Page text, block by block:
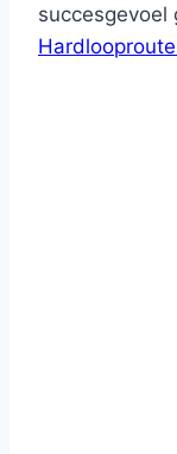
succesgevoel